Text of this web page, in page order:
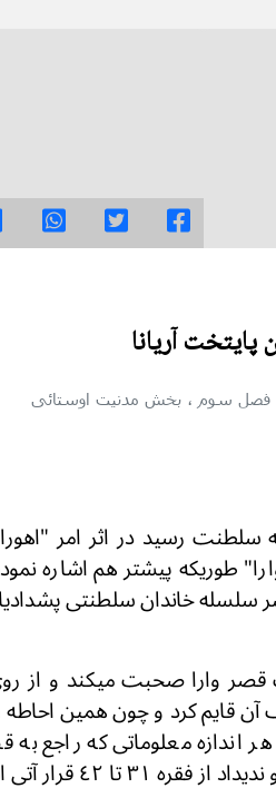
پایتخت آریانا
فصل سوم ، بخش مدنیت اوستائی
سلطنت رسید در اثر امر
طوریکه پیشتر هم اشاره
سلسله خاندان سلطنتی
قصر وارا صحبت میکند و از
آن قایم کرد و چون همین
معلوماتی که راجع
٤٢ قرار آتی است: